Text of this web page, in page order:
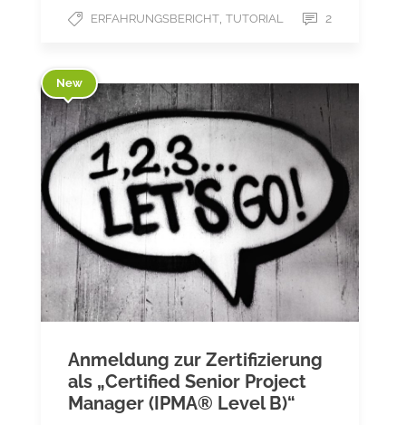
ERFAHRUNGSBERICHT TUTORIAL 2
New
Anmeldung zur Zertifizierung
als „Certified Senior Project
Manager (IPMA® Level B)“